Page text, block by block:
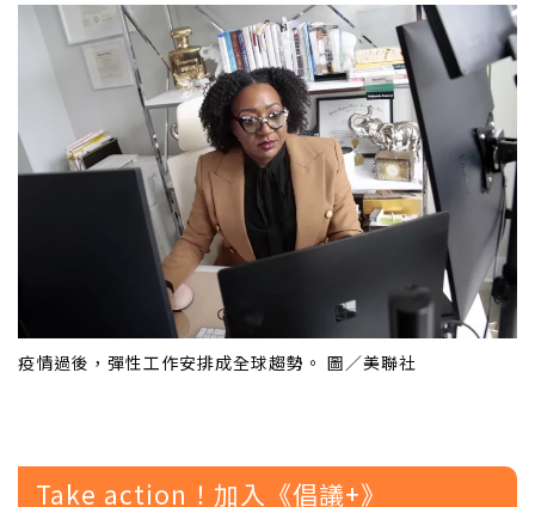
疫情過後，彈性工作安排成全球趨勢。 圖／美聯社
Take action！加入《倡議+》